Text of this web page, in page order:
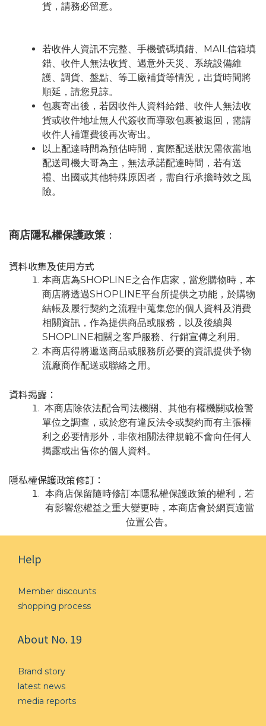
貨，請務必留意。
若收件人資訊不完整、手機號碼填錯、MAIL信箱填
錯、收件人無法收貨、遇意外天災、系統設備維
護、調貨、盤點、等工廠補貨等情況，出貨時間將
順延，請您見諒。
包裹寄出後，若因收件人資料給錯、收件人無法收
貨或收件地址無人代簽收而導致包裹被退回，需請
收件人補運費後再次寄出。
以上配達時間為預估時間，實際配送狀況需依當地
配送司機大哥為主，無法承諾配達時間，若有送
禮、出國或其他特殊原因者，需自行承擔時效之風
險。
商店隱私權保護政策 ：
資料收集及使用方式
本商店為SHOPLINE之合作店家，當您購物時，本
商店將透過SHOPLINE平台所提供之功能，於購物
結帳及履行契約之流程中蒐集您的個人資料及消費
相關資訊，作為提供商品或服務，以及後續與
SHOPLINE相關之客戶服務、行銷宣傳之利用。
本商店得將遞送商品或服務所必要的資訊提供予物
流廠商作配送或聯絡之用。
資料揭露：
本商店除依法配合司法機關、其他有權機關或檢警
單位之調查，或於您有違反法令或契約而有主張權
利之必要情形外，非依相關法律規範不會向任何人
揭露或出售你的個人資料。
隱私權保護政策修訂：
本商店保留隨時修訂本隱私權保護政策的權利，若
有影響您權益之重大變更時，本商店會於網頁適當
位置公告。
Help
Member discounts
shopping process
About No. 19
Brand story
latest news
media reports